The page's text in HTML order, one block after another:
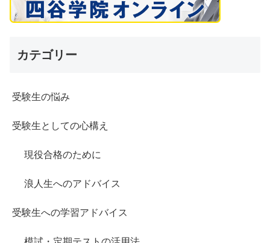
カテゴリー
受験生の悩み
受験生としての心構え
現役合格のために
浪人生へのアドバイス
受験生への学習アドバイス